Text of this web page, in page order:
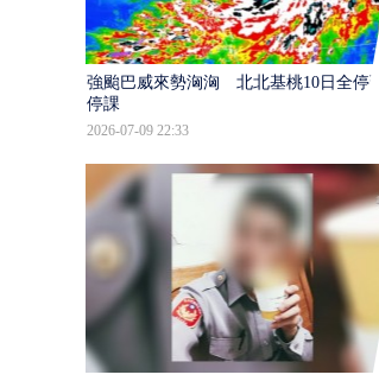
強颱巴威來勢洶洶 北北基桃10日全停班
停課
2026-07-09 22:33